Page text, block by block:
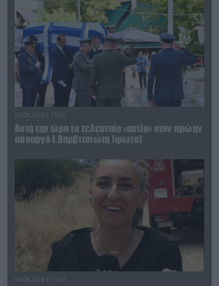
04.08.2026 | 15:02
Αυτή την ώρα το τελευταίο «αντίο» στον πρώην
υπουργό Ι.Βαρβιτσιώτη (φωτο)
04.08.2026 | 13:02